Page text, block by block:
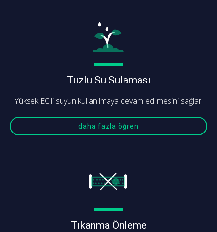
Tuzlu Su Sulaması
Yüksek EC'li suyun kullanılmaya devam edilmesini sağlar.
daha fazla öğren
Tıkanma Önleme